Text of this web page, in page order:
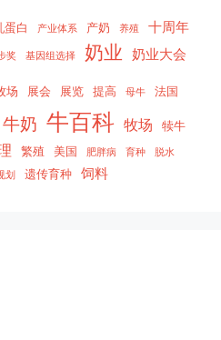
蛋白 产业体系 产奶 养殖
十周年
奖 基因组选择 奶业 奶业大会
场 展会 展览 提高 母牛 法国
牛奶 牛百科 牧场 犊牛
繁殖 美国 肥胖病 育种 脱水
划 遗传育种 饲料